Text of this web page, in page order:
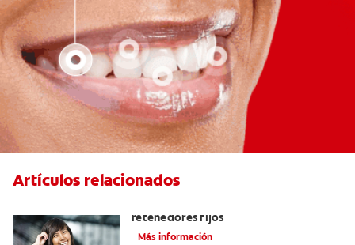
Artículos relacionados
retenedores fijos
Más información